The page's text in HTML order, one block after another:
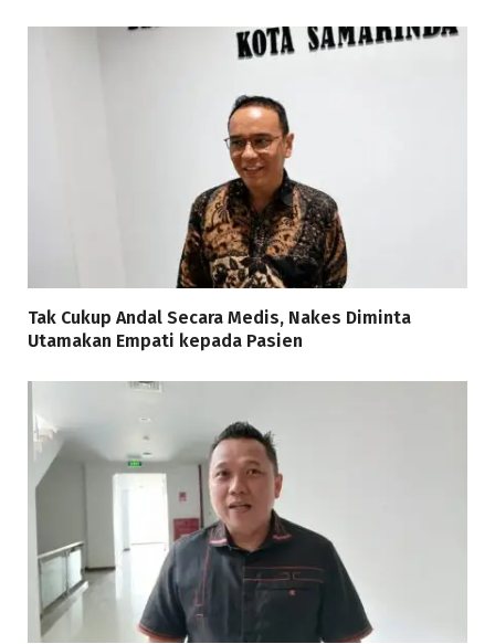
Tak Cukup Andal Secara Medis, Nakes Diminta
Utamakan Empati kepada Pasien